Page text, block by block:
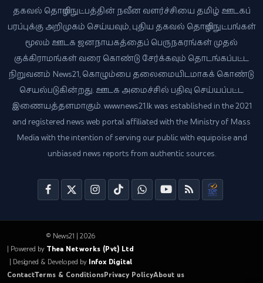
தகவல் தொழில்நுட்பத்தின் நவீன வளர்ச்சியை தமிழ் ஊடகப்
பரப்புக்கு அறிமுகம் செய்யவும், புதிய தகவல் தொழில்நுட்பங்கள்
மூலம் ஊடக ஜனநாயகத்தைப் பெருநகரங்கள் முதல்
குக்கிராமங்கள் வரை கொண்டு சேர்க்கவும் தொடங்கப்பட்ட
நிறுவனம் News21, கொழும்பை தலைமையிடமாகக் கொண்டு
செயல்படுகின்றது. ஊடக அமைச்சில் பதிவு செய்யப்பட்ட
இணையத்தளமாகும். www.news21.lk was established in the 2021
and registered news web portal affiliated with the Ministry of Mass
Media with the intention of serving our public with equipoise and
unbiased news reports from authentic sources.
© News21 | 2026
| Powered by Thea Networks (Pvt) Ltd
| Designed & Developed by Infox Digital
ContactTerms & ConditionsPrivacy PolicyAbout us